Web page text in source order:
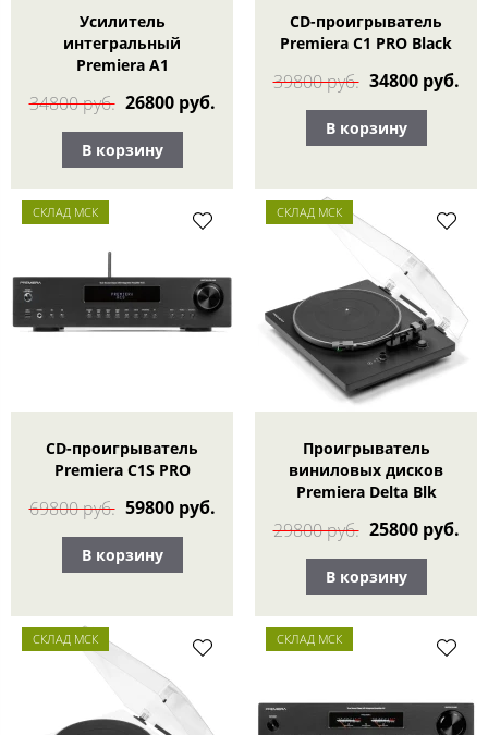
Усилитель
интегральный
Premiera A1
34800 руб. 26800 руб.
В корзину
CD-проигрыватель
Premiera C1 PRO Black
39800 руб. 34800 руб.
В корзину
СКЛАД МСК
CD-проигрыватель
Premiera C1S PRO
69800 руб. 59800 руб.
В корзину
СКЛАД МСК
Проигрыватель
виниловых дисков
Premiera Delta Blk
29800 руб. 25800 руб.
В корзину
СКЛАД МСК СКЛАД МСК